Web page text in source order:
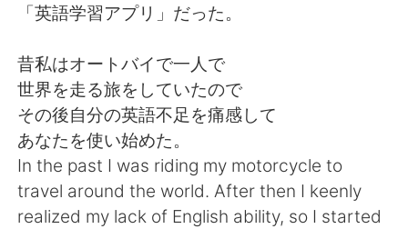
Indonesia Italiano
Türkçe Tiếng Việt
Português
「英語学習アプリ」だった。
昔私はオートバイで一人で
世界を走る旅をしていたので
その後自分の英語不足を痛感して
あなたを使い始めた。
In the past I was riding my motorcycle to
travel around the world. After then I keenly
realized my lack of English ability, so I started